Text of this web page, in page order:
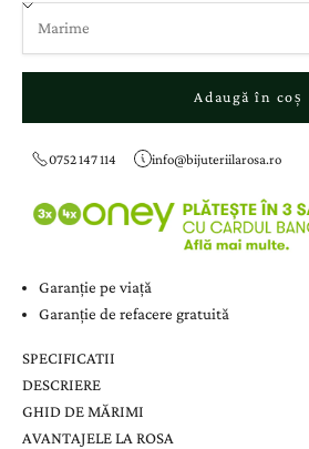
Adaugă în coș
0752 147 114 info@bijuteriilarosa.ro
Garanție pe viață
Garanție de refacere gratuită
SPECIFICATII
DESCRIERE
GHID DE MĂRIMI
AVANTAJELE LA ROSA